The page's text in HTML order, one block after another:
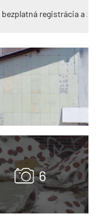
bezplatná registrácia a